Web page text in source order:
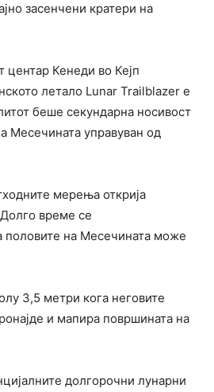
засенчени кратери на
центар Кенеди во Кејп
летало Lunar Trailblazer е
беше секундарна носивост
Месечината управуван од
мерења открија
време се
половите на Месечината може
3,5 метри кога неговите
и мапира површината на
долгорочни лунарни